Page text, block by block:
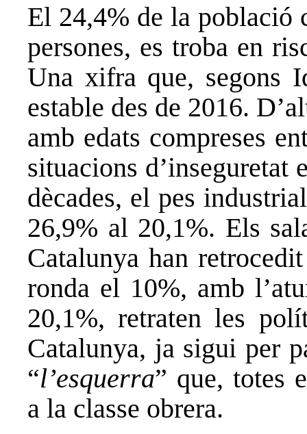
El 24,4% de la població
persones, es troba en
Una xifra que, segons
estable des de 2016.
amb edats compreses
situacions d’inseguretat
dècades, el pes
26,9% al 20,1%. Els
Catalunya han
ronda el 10%, amb
20,1%, retraten les
Catalunya, ja sigui per
“l’esquerra” que, totes
a la classe obrera.